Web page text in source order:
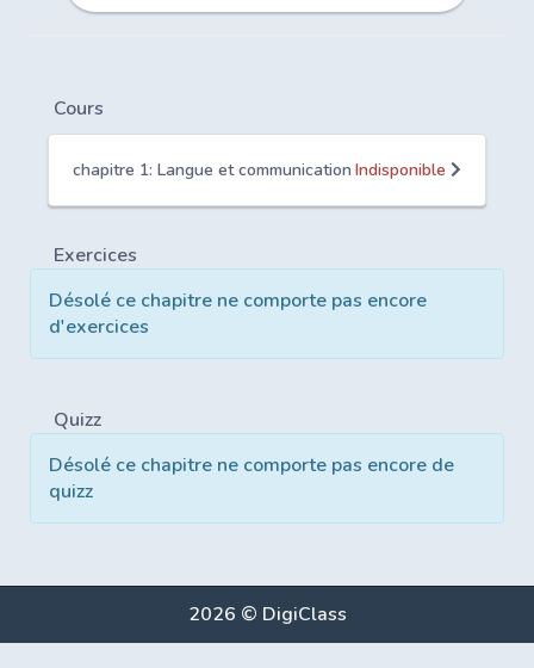
Cours
chapitre 1: Langue et communication Indisponible
Exercices
Désolé ce chapitre ne comporte pas encore
d'exercices
Quizz
Désolé ce chapitre ne comporte pas encore de
quizz
2026 © DigiClass